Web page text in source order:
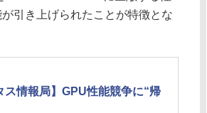
引き上げられたことが特徴とな
ス情報局】GPU性能競争に“帰